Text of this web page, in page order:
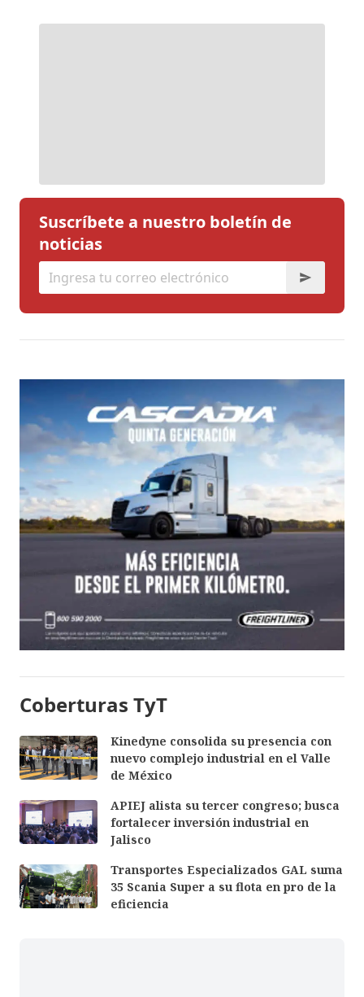
Suscríbete a nuestro boletín de
noticias
Coberturas TyT
Kinedyne consolida su presencia con
nuevo complejo industrial en el Valle
de México
APIEJ alista su tercer congreso; busca
fortalecer inversión industrial en
Jalisco
Transportes Especializados GAL suma
35 Scania Super a su flota en pro de la
eficiencia